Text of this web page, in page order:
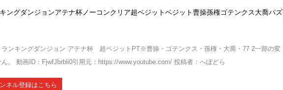
ングダンジョンアテナ杯ノーコンクリア超ベジットベジット曹操孫権ゴテンクス大喬パズ
ランキングダンジョン アテナ杯 超ベジットPT※曹操・ゴテンクス・孫権・大喬・77 2一部の変
。 動画ID：FjwfJbrbli0引用元：https://www.youtube.com/ 投稿者：へぼどら
ネル登録はこちら